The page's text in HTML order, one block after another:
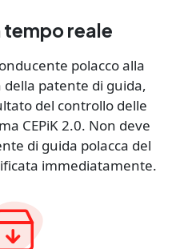
tempo reale
polacco alla
patente di guida,
del controllo delle
CEPiK 2.0. Non deve
di guida polacca del
immediatamente.